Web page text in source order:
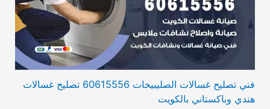
فني تصليح غسالات الصليبيخات 60615556 تصليح غسالات
هندي وباكستاني بالكويت